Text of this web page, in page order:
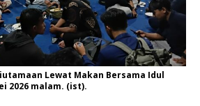
Lewat Makan Bersama Idul
2026 malam. (ist).